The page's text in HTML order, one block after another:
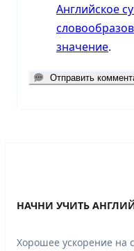
Английское
значение.
Отправить
НАЧНИ УЧИТЬ
Хорошее ускорение на